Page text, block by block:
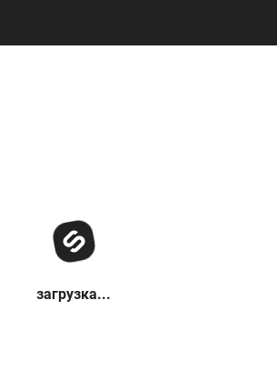
загрузка...